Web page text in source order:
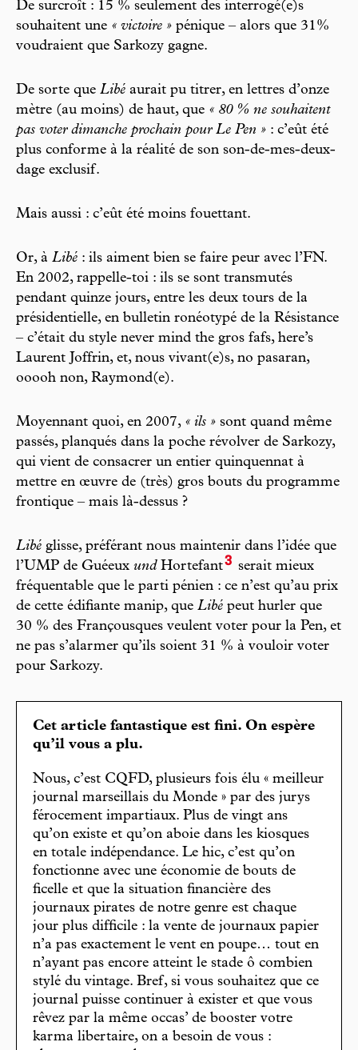
De surcroît : 15 % seulement des interrogé(e)s
souhaitent une « victoire » pénique – alors que 31%
voudraient que Sarkozy gagne.
De sorte que Libé aurait pu titrer, en lettres d’onze
mètre (au moins) de haut, que « 80 % ne souhaitent
pas voter dimanche prochain pour Le Pen » : c’eût été
plus conforme à la réalité de son son-de-mes-deux-
dage exclusif.
Mais aussi : c’eût été moins fouettant.
Or, à Libé : ils aiment bien se faire peur avec l’FN.
En 2002, rappelle-toi : ils se sont transmutés
pendant quinze jours, entre les deux tours de la
présidentielle, en bulletin ronéotypé de la Résistance
– c’était du style never mind the gros fafs, here’s
Laurent Joffrin, et, nous vivant(e)s, no pasaran,
ooooh non, Raymond(e).
Moyennant quoi, en 2007, « ils » sont quand même
passés, planqués dans la poche révolver de Sarkozy,
qui vient de consacrer un entier quinquennat à
mettre en œuvre de (très) gros bouts du programme
frontique – mais là-dessus ?
Libé glisse, préférant nous maintenir dans l’idée que
l’UMP de Guéeux und Hortefant3 serait mieux
fréquentable que le parti pénien : ce n’est qu’au prix
de cette édifiante manip, que Libé peut hurler que
30 % des Françousques veulent voter pour la Pen, et
ne pas s’alarmer qu’ils soient 31 % à vouloir voter
pour Sarkozy.
Cet article fantastique est fini. On espère
qu’il vous a plu.
Nous, c’est CQFD, plusieurs fois élu « meilleur
journal marseillais du Monde » par des jurys
férocement impartiaux. Plus de vingt ans
qu’on existe et qu’on aboie dans les kiosques
en totale indépendance. Le hic, c’est qu’on
fonctionne avec une économie de bouts de
ficelle et que la situation financière des
journaux pirates de notre genre est chaque
jour plus difficile : la vente de journaux papier
n’a pas exactement le vent en poupe… tout en
n’ayant pas encore atteint le stade ô combien
stylé du vintage. Bref, si vous souhaitez que ce
journal puisse continuer à exister et que vous
rêvez par la même occas’ de booster votre
karma libertaire, on a besoin de vous :